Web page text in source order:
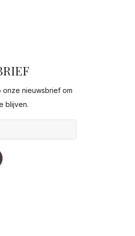
nieuwsbrief om
blijven.